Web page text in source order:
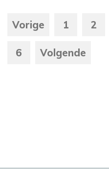
Vorige 1 2
6 Volgende